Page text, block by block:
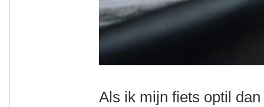
Als ik mijn fiets optil